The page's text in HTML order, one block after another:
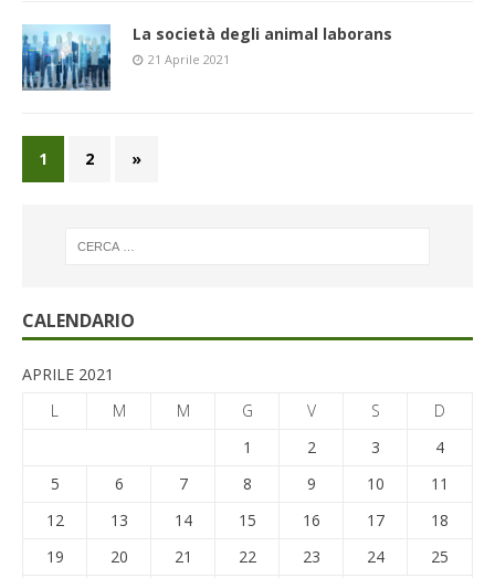
La società degli animal laborans
21 Aprile 2021
1 2 »
CALENDARIO
APRILE 2021
L
M M G V S
D
1
2 3
4
5
6 7 8 9 10
11
12
13 14 15 16 17
18
19
20 21 22 23 24
25